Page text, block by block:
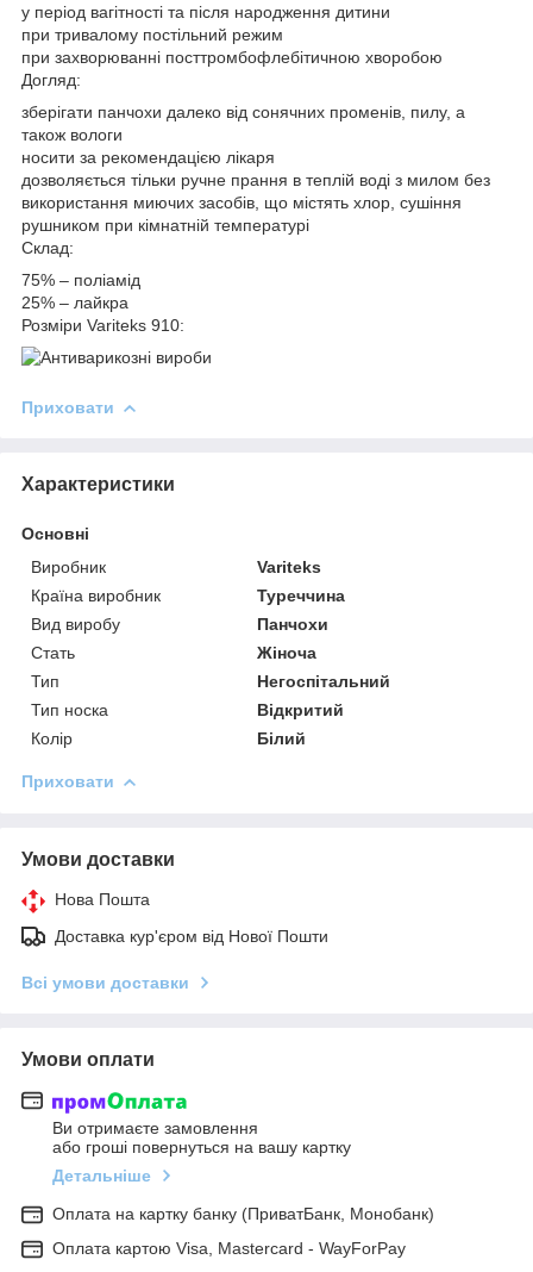
у період вагітності та після народження дитини
при тривалому постільний режим
при захворюванні посттромбофлебітичною хворобою
Догляд:
зберігати панчохи далеко від сонячних променів, пилу, а
також вологи
носити за рекомендацією лікаря
дозволяється тільки ручне прання в теплій воді з милом без
використання миючих засобів, що містять хлор, сушіння
рушником при кімнатній температурі
Склад:
75% – поліамід
25% – лайкра
Розміри Variteks 910:
Приховати
Характеристики
Основні
Виробник
Variteks
Країна виробник
Туреччина
Вид виробу
Панчохи
Стать
Жіноча
Тип
Негоспітальний
Тип носка
Відкритий
Колір
Білий
Приховати
Умови доставки
Нова Пошта
Доставка кур'єром від Нової Пошти
Всі умови доставки
Умови оплати
Ви отримаєте замовлення
або гроші повернуться на вашу картку
Детальніше
Оплата на картку банку (ПриватБанк, Монобанк)
Оплата картою Visa, Mastercard - WayForPay